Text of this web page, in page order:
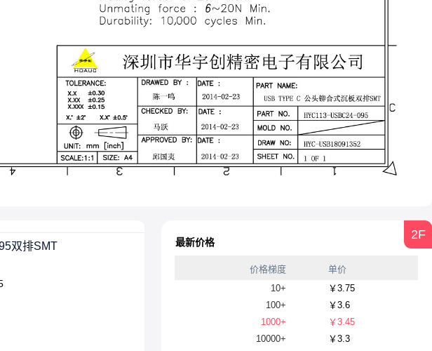
双排SMT
2F
最新价格
价格梯度
单价
10+
￥3.75
100+
￥3.6
1000+
￥3.45
10000+
￥3.3